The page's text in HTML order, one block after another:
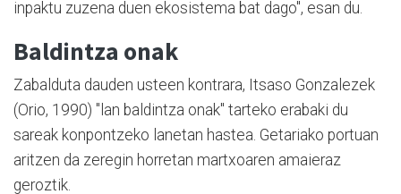
inpaktu zuzena duen ekosistema bat dago", esan du.
Baldintza onak
Zabalduta dauden usteen kontrara, Itsaso Gonzalezek
(Orio, 1990) "lan baldintza onak" tarteko erabaki du
sareak konpontzeko lanetan hastea. Getariako portuan
aritzen da zeregin horretan martxoaren amaieraz
geroztik.